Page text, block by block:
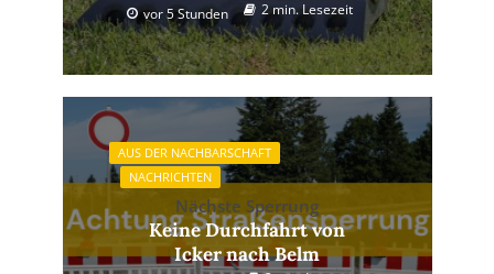
vor 5 Stunden 2 min. Lesezeit
AUS DER NACHBARSCHAFT
NACHRICHTEN
Nächste Sperrung
Keine Durchfahrt von
Icker nach Belm